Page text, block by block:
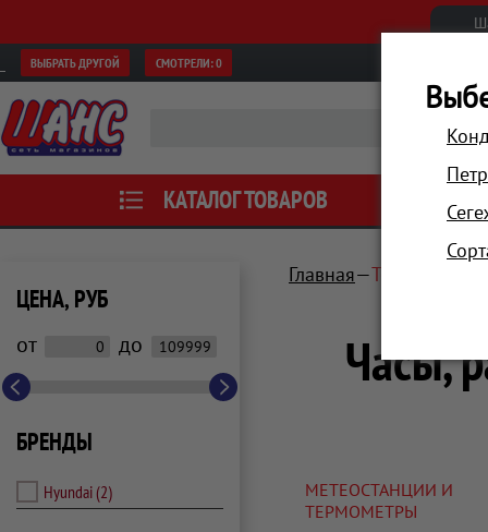
ВЫБРАТЬ ДРУГОЙ СМОТРЕЛИ:0
КАТАЛОГ ТОВАРОВ АКЦИИ
ЦЕНА, РУБ
от до
БРЕНДЫ
Hyundai(2)
Главная Техника для
Часы,
МЕТЕОСТАНЦИИ И
ТЕРМОМЕТРЫ